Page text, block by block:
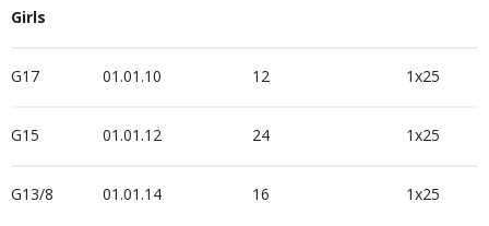
Girls
G17 01.01.10 12 1x25
G15 01.01.12 24 1x25
G13/8 01.01.14 16 1x25